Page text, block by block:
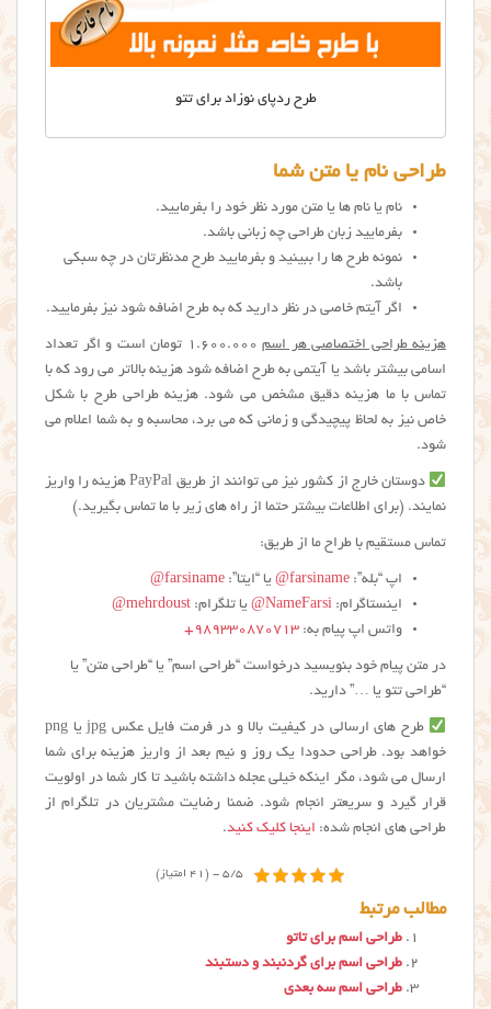
طرح ردپای نوزاد برای تتو
طراحی نام یا متن شما
نام یا نام ها یا متن مورد نظر خود را بفرمایید.
بفرمایید زبان طراحی چه زبانی باشد.
نمونه طرح ها را ببینید و بفرمایید طرح مدنظرتان در چه سبکی
باشد.
اگر آیتم خاصی در نظر دارید که به طرح اضافه شود نیز بفرمایید.
هزینه طراحی اختصاصی هر اسم
1.600.000 تومان است و اگر تعداد
اسامی بیشتر باشد یا آیتمی به طرح اضافه شود هزینه بالاتر می رود که با
تماس با ما هزینه دقیق مشخص می شود. هزینه طراحی طرح با شکل
خاص نیز به لحاظ پیچیدگی و زمانی که می برد، محاسبه و به شما اعلام می
شود.
دوستان خارج از کشور نیز می توانند از طریق PayPal هزینه را واریز
نمایند. (برای اطلاعات بیشتر حتما از راه های زیر با ما تماس بگیرید.)
تماس مستقیم با طراح ما از طریق:
اپ “بله”: farsiname@ یا “ایتا”: farsiname@
اینستاگرام: NameFarsi@ یا تلگرام: mehrdoust@
واتس اپ پیام به: ۹۸۹۳۳۰۸۷۰۷۱۳+
در متن پیام خود بنویسید درخواست “طراحی اسم” یا “طراحی متن” یا
“طراحی تتو یا …” دارید.
طرح های ارسالی در کیفیت بالا و در فرمت فایل عکس jpg یا png
خواهد بود. طراحی حدودا یک روز و نیم بعد از واریز هزینه برای شما
ارسال می شود، مگر اینکه خیلی عجله داشته باشید تا کار شما در اولویت
قرار گیرد و سریعتر انجام شود. ضمنا رضایت مشتریان در تلگرام از
طراحی های انجام شده: اینجا کلیک کنید.
5/5 - (41 امتیاز)
مطالب مرتبط
طراحی اسم برای تاتو
طراحی اسم برای گردنبند و دستبند
طراحی اسم سه بعدی